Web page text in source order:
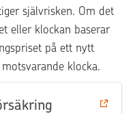
självrisken. Om det
eller klockan baserar
på ett nytt
klocka.